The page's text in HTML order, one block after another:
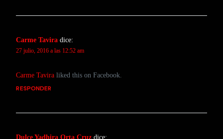
Carme Tavira dice:
27 julio, 2016 a las 12:52 am
Carme Tavira liked this on Facebook.
RESPONDER
Dulce Yadhira Orta Cruz dice: